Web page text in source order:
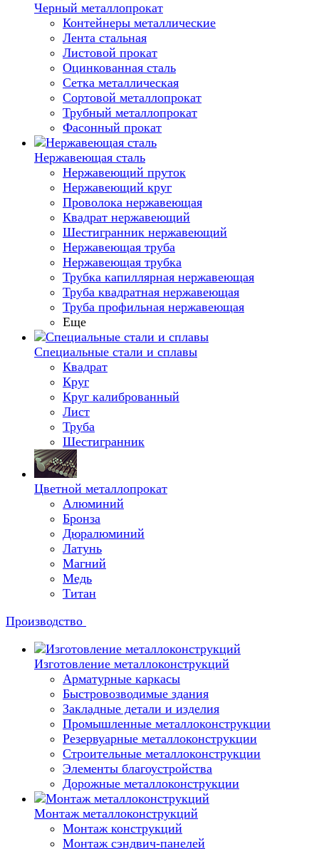
Черный металлопрокат
Контейнеры металлические
Лента стальная
Листовой прокат
Оцинкованная сталь
Сетка металлическая
Сортовой металлопрокат
Трубный металлопрокат
Фасонный прокат
Нержавеющая сталь
Нержавеющий пруток
Нержавеющий круг
Проволока нержавеющая
Квадрат нержавеющий
Шестигранник нержавеющий
Нержавеющая труба
Нержавеющая трубка
Трубка капиллярная нержавеющая
Труба квадратная нержавеющая
Труба профильная нержавеющая
Еще
Специальные стали и сплавы
Квадрат
Круг
Круг калиброванный
Лист
Труба
Шестигранник
Цветной металлопрокат
Алюминий
Бронза
Дюралюминий
Латунь
Магний
Медь
Титан
Производство
Изготовление металлоконструкций
Арматурные каркасы
Быстровозводимые здания
Закладные детали и изделия
Промышленные металлоконструкции
Резервуарные металлоконструкции
Строительные металлоконструкции
Элементы благоустройства
Дорожные металлоконструкции
Монтаж металлоконструкций
Монтаж конструкций
Монтаж сэндвич-панелей